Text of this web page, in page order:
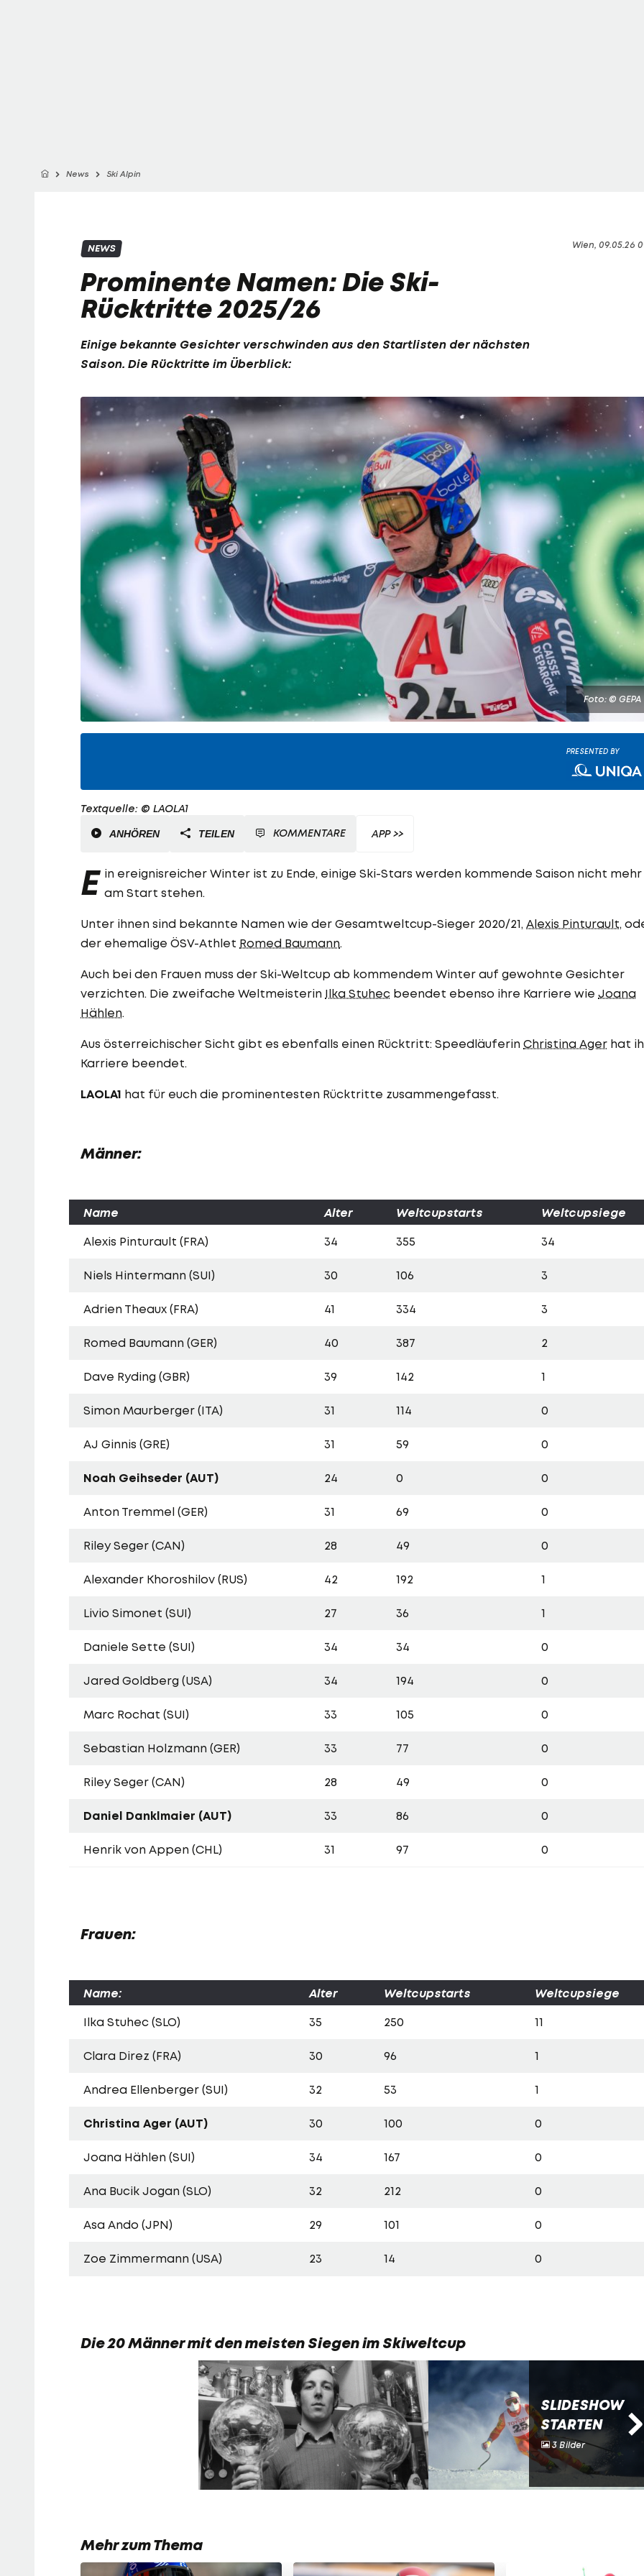
News Ski Alpin
Wien, 09.05.26
NEWS
Prominente Namen: Die Ski-
Rücktritte 2025/26
Einige bekannte Gesichter verschwinden aus den Startlisten der nächsten
Saison. Die Rücktritte im Überblick:
Foto: © GEPA
PRESENTED BY
Textquelle: © LAOLA1
ANHÖREN TEILEN KOMMENTARE APP >>
E in ereignisreicher Winter ist zu Ende, einige Ski-Stars werden kommende Saison nicht mehr
am Start stehen.
Unter ihnen sind bekannte Namen wie der Gesamtweltcup-Sieger 2020/21, Alexis Pinturault,
der ehemalige ÖSV-Athlet Romed Baumann.
Auch bei den Frauen muss der Ski-Weltcup ab kommendem Winter auf gewohnte Gesichter
verzichten. Die zweifache Weltmeisterin Ilka Stuhec beendet ebenso ihre Karriere wie Joana
Hählen.
Aus österreichischer Sicht gibt es ebenfalls einen Rücktritt: Speedläuferin Christina Ager hat
Karriere beendet.
LAOLA1 hat für euch die prominentesten Rücktritte zusammengefasst.
Männer:
Name Alter Weltcupstarts
Weltcupsiege
Alexis Pinturault (FRA)
34 355 34
Niels Hintermann (SUI) 30 106 3
Adrien Theaux (FRA) 41 334 3
Romed Baumann (GER) 40 387 2
Dave Ryding (GBR) 39 142 1
Simon Maurberger (ITA) 31 114 0
AJ Ginnis (GRE) 31 59 0
Noah Geihseder (AUT) 24 0 0
Anton Tremmel (GER) 31 69 0
Riley Seger (CAN) 28 49 0
Alexander Khoroshilov (RUS) 42 192 1
Livio Simonet (SUI) 27 36 1
Daniele Sette (SUI) 34 34 0
Jared Goldberg (USA) 34 194 0
Marc Rochat (SUI) 33 105 0
Sebastian Holzmann (GER) 33 77 0
Riley Seger (CAN) 28 49 0
Daniel Danklmaier (AUT) 33 86 0
Henrik von Appen (CHL) 31 97 0
Frauen:
Name: Alter Weltcupstarts
Weltcupsiege
Ilka Stuhec (SLO)
35 250 11
Clara Direz (FRA) 30 96 1
Andrea Ellenberger (SUI) 32 53 1
Christina Ager (AUT) 30 100 0
Joana Hählen (SUI) 34 167 0
Ana Bucik Jogan (SLO) 32 212 0
Asa Ando (JPN) 29 101 0
Zoe Zimmermann (USA) 23 14 0
Die 20 Männer mit den meisten Siegen im Skiweltcup
SLIDESHOW
STARTEN
3 Bilder
Mehr zum Thema